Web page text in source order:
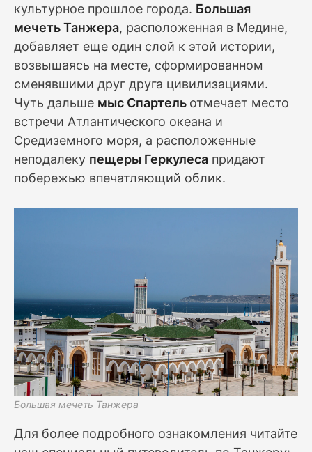
культурное прошлое города. Большая
мечеть Танжера, расположенная в Медине,
добавляет еще один слой к этой истории,
возвышаясь на месте, сформированном
сменявшими друг друга цивилизациями.
Чуть дальше мыс Спартель отмечает место
встречи Атлантического океана и
Средиземного моря, а расположенные
неподалеку пещеры Геркулеса придают
побережью впечатляющий облик.
Большая мечеть Танжера
Для более подробного ознакомления читайте